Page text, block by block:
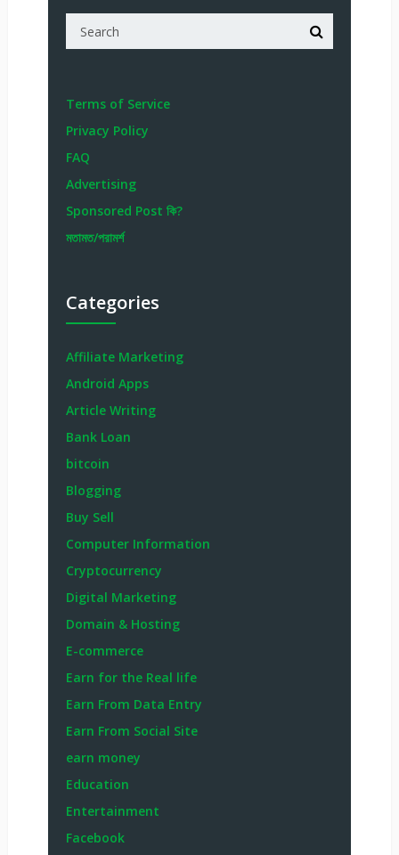
Terms of Service
Privacy Policy
FAQ
Advertising
Sponsored Post কি?
মতামত/পরামর্শ
Categories
Affiliate Marketing
Android Apps
Article Writing
Bank Loan
bitcoin
Blogging
Buy Sell
Computer Information
Cryptocurrency
Digital Marketing
Domain & Hosting
E-commerce
Earn for the Real life
Earn From Data Entry
Earn From Social Site
earn money
Education
Entertainment
Facebook